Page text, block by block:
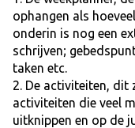
ophangen als
onderin is nog een
schrijven;
taken etc.
2. De activiteiten, dit
activiteiten die veel
uitknippen en op de